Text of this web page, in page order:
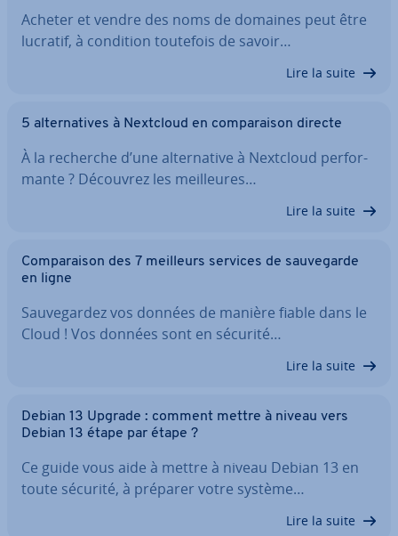
Acheter et vendre des noms de domaines peut être
lucratif, à condition toutefois de savoir…
Lire la suite
5 al­ter­na­tives à Nextcloud en com­pa­rai­son directe
À la recherche d’une al­ter­na­tive à Nextcloud per­for­
mante ? Découvrez les meil­leures…
Lire la suite
Com­pa­rai­son des 7 meilleurs services de sau­ve­garde
en ligne
Sau­ve­gar­dez vos données de manière fiable dans le
Cloud ! Vos données sont en sécurité…
Lire la suite
Debian 13 Upgrade : comment mettre à niveau vers
Debian 13 étape par étape ?
Ce guide vous aide à mettre à niveau Debian 13 en
toute sécurité, à préparer votre système…
Lire la suite